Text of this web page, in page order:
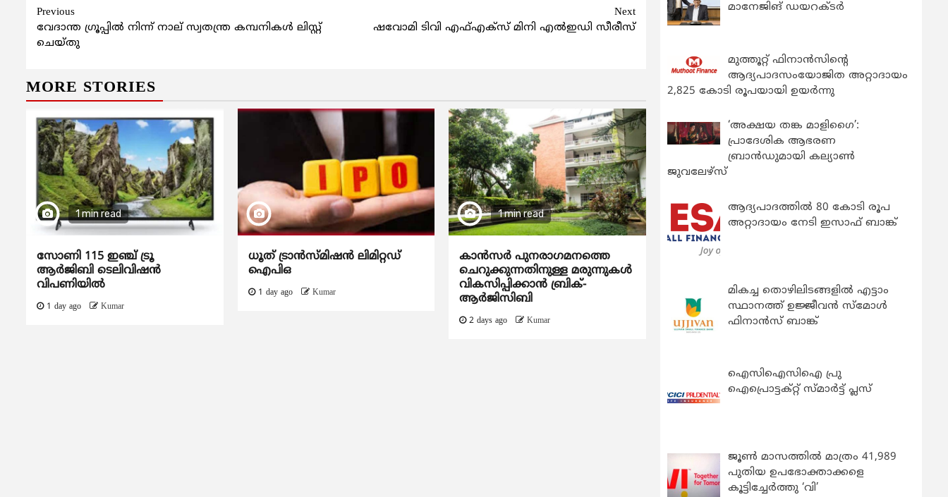
Continue
Reading
Previous
വേദാന്ത ഗ്രൂപ്പിൽ നിന്ന് നാല് സ്വതന്ത്ര കമ്പനികൾ ലിസ്റ്റ്
ചെയ്തു
Next
ഷവോമി ടിവി എഫ്എക്‌സ് മിനി എല്‍ഇഡി സീരീസ്
MORE STORIES
1 min read
സോണി 115 ഇഞ്ച് ട്രൂ
ആർജിബി ടെലിവിഷൻ
വിപണിയിൽ
1 day ago Kumar
ധൂത് ട്രാൻസ്മിഷൻ ലിമിറ്റഡ്
ഐപിഒ
1 day ago Kumar
1 min read
കാന്‍സര്‍ പുനരാഗമനത്തെ
ചെറുക്കുന്നതിനുള്ള മരുന്നുകള്‍
വികസിപ്പിക്കാന്‍ ബ്രിക്-
ആര്‍ജിസിബി
2 days ago Kumar
മാനേജിങ് ഡയറക്ടർ
മുത്തൂറ്റ് ഫിനാൻസിന്റെ
ആദ്യപാദസംയോജിത അറ്റാദായം
2,825 കോടി രൂപയായി ഉയർന്നു
‘അക്ഷയ തങ്ക മാളിഗൈ’:
പ്രാദേശിക ആഭരണ
ബ്രാന്‍ഡുമായി കല്യാണ്‍
ജുവലേഴ്‌സ്
ആദ്യപാദത്തിൽ 80 കോടി രൂപ
അറ്റാദായം നേടി ഇസാഫ് ബാങ്ക്
മികച്ച തൊഴിലിടങ്ങളിൽ എട്ടാം
സ്ഥാനത്ത് ഉജ്ജീവൻ സ്മോൾ
ഫിനാൻസ് ബാങ്ക്
ഐസിഐസിഐ പ്രു
ഐപ്രൊട്ടക്റ്റ് സ്മാർട്ട് പ്ലസ്
ജൂൺ മാസത്തിൽ മാത്രം 41,989
പുതിയ ഉപഭോക്താക്കളെ
കൂട്ടിച്ചേർത്തു ‘വി’